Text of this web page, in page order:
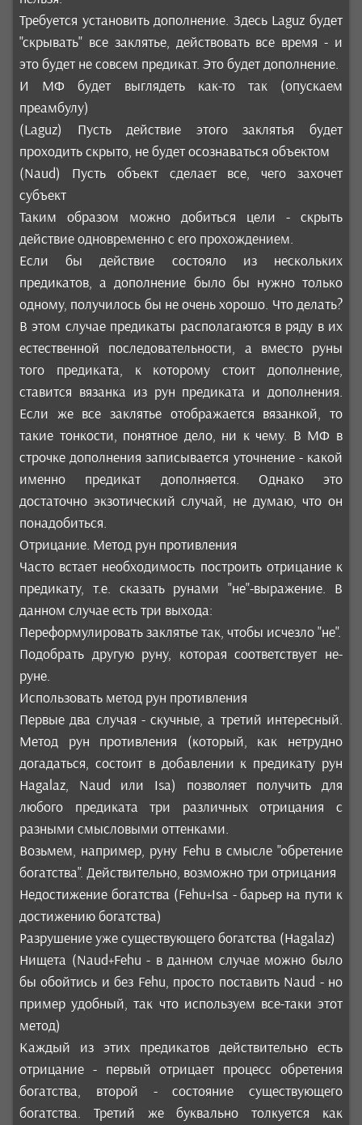
Требуется установить дополнение. Здесь Laguz будет
"скрывать" все заклятье, действовать все время - и
это будет не совсем предикат. Это будет дополнение.
И МФ будет выглядеть как-то так (опускаем
преамбулу)
(Laguz) Пусть действие этого заклятья будет
проходить скрыто, не будет осознаваться объектом
(Naud) Пусть объект сделает все, чего захочет
субъект
Таким образом можно добиться цели - скрыть
действие одновременно с его прохождением.
Если бы действие состояло из нескольких
предикатов, а дополнение было бы нужно только
одному, получилось бы не очень хорошо. Что делать?
В этом случае предикаты располагаются в ряду в их
естественной последовательности, а вместо руны
того предиката, к которому стоит дополнение,
ставится вязанка из рун предиката и дополнения.
Если же все заклятье отображается вязанкой, то
такие тонкости, понятное дело, ни к чему. В МФ в
строчке дополнения записывается уточнение - какой
именно предикат дополняется. Однако это
достаточно экзотический случай, не думаю, что он
понадобиться.
Отрицание. Метод рун противления
Часто встает необходимость построить отрицание к
предикату, т.е. сказать рунами "не"-выражение. В
данном случае есть три выхода:
Переформулировать заклятье так, чтобы исчезло "не".
Подобрать другую руну, которая соответствует не-
руне.
Использовать метод рун противления
Первые два случая - скучные, а третий интересный.
Метод рун противления (который, как нетрудно
догадаться, состоит в добавлении к предикату рун
Hagalaz, Naud или Isa) позволяет получить для
любого предиката три различных отрицания с
разными смысловыми оттенками.
Возьмем, например, руну Fehu в смысле "обретение
богатства". Действительно, возможно три отрицания
Недостижение богатства (Fehu+Isa - барьер на пути к
достижению богатства)
Разрушение уже существующего богатства (Hagalaz)
Нищета (Naud+Fehu - в данном случае можно было
бы обойтись и без Fehu, просто поставить Naud - но
пример удобный, так что используем все-таки этот
метод)
Каждый из этих предикатов действительно есть
отрицание - первый отрицает процесс обретения
богатства, второй - состояние существующего
богатства. Третий же буквально толкуется как